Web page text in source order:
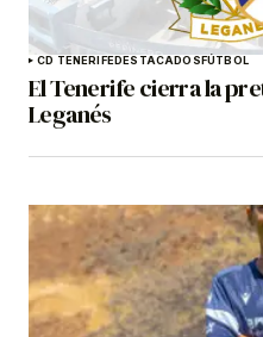
CD TENERIFEDESTACADOSFÚTBOL
El Tenerife cierra la
Leganés